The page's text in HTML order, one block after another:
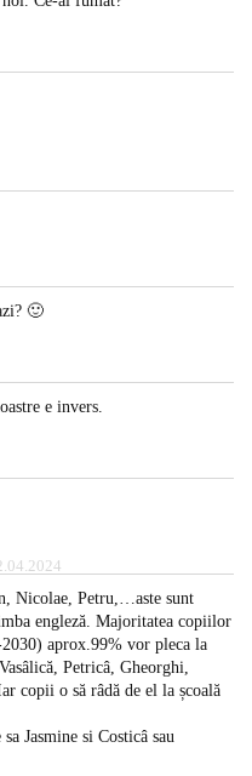
🙂
e invers.
Nicolae, Petru,…aste sunt
engleză. Majoritatea copiilor
aprox.99% vor pleca la
Petricâ, Gheorghi,
copii o să râdă de el la școală
Jasmine si Costicâ sau